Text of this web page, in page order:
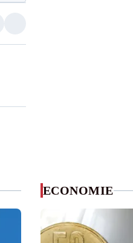
ECONOMIE